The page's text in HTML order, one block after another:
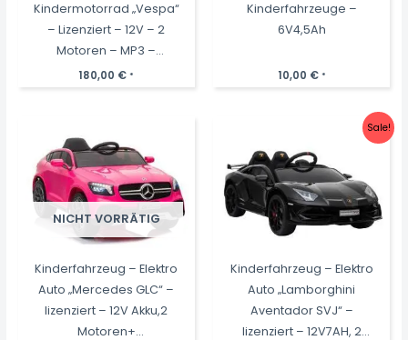
Kindermotorrad „Vespa“
– Lizenziert – 12V – 2
Motoren – MP3 –
Ledersitz + EVA
180,00 € *
Kinderfahrzeuge –
6V4,5Ah
10,00 € *
NICHT VORRÄTIG
Kinderfahrzeug – Elektro
Auto „Mercedes GLC“ –
lizenziert – 12V Akku,2
Motoren+
Sale!
Kinderfahrzeug – Elektro
Auto „Lamborghini
Aventador SVJ“ –
lizenziert – 12V7AH, 2